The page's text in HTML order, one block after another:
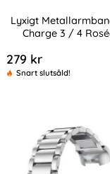
Lyxigt
Charge 3 / 4
279 kr
Snart slutsåld!